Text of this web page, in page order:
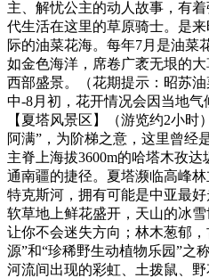
主、解忧公主的动人故事，有
代生活在这里的草原骑士。是
际的油菜花海。每年7月是油菜
如金色海洋，席卷广袤无垠的
西部盛景。（花期提示：昭苏
中-8月初，花开情况会因当地气
【夏塔风景区】（游览约2小时
阿满”，为阶梯之意，这里曾经
主脊上海拔3600m的哈塔木孜
通南疆的捷径。夏塔濒临高峰
特克斯河，拥有可能是中亚最
软草地上鲜花盛开，天山的冰
让你不会迷失方向；林木葱郁
源”和“珍稀野生动植物乐园”之
河流间出现的彩虹、土拨鼠、